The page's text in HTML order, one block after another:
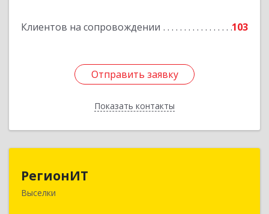
Клиентов на сопровождении 103
Отправить заявку
Показать контакты
Подробнее
Отправить заявку
Назад
РегионИТ
Выселки